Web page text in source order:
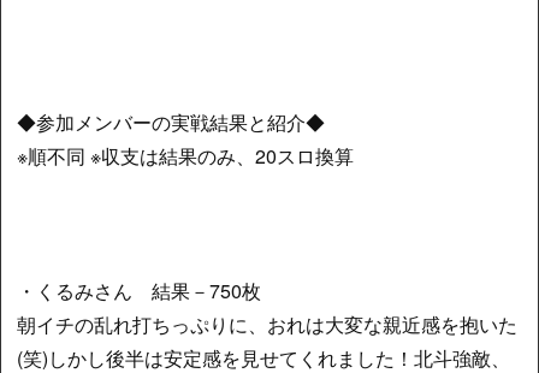
◆参加メンバーの実戦結果と紹介◆
※順不同 ※収支は結果のみ、20スロ換算
・くるみさん 結果－750枚
朝イチの乱れ打ちっぷりに、おれは大変な親近感を抱いた
(笑)しかし後半は安定感を見せてくれました！北斗強敵、